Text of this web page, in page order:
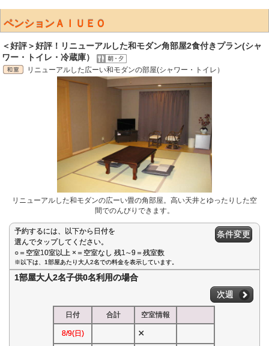
ペンションＡＩＵＥＯ
＜好評＞好評！リニューアルした和モダン角部屋2食付きプラン(シャ
ワー・トイレ・冷蔵庫）
リニューアルした広ーい和モダンの部屋(シャワー・トイレ）
リニューアルした和モダンの広ーい畳の角部屋。高い天井とゆったりした空
間でのんびりできます。
予約するには、以下から日付を
選んでタップしてください。
○＝空室10室以上 ×＝空室なし 残1∼9＝残室数
条件変更
※以下は、1部屋あたり大人2名での料金を表示しています。
1部屋大人2名子供0名利用の場合
次週
日付 合計 空室情報
8/9(日) ×